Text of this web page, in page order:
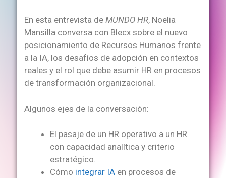
En esta entrevista deMUNDO HR, Noelia
Mansilla conversa con Blecx sobre el nuevo
posicionamiento de Recursos Humanos frente
a la IA, los desafíos de adopción en contextos
reales y el rol que debe asumir HR en procesos
de transformación organizacional.
Algunos ejes de la conversación:
El pasaje de un HR operativo a un HR
con capacidad analítica y criterio
estratégico.
Cómo integrar IA en procesos de